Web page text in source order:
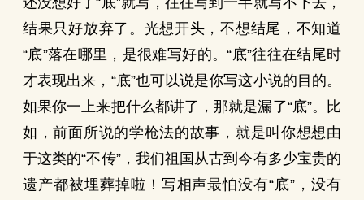
结果只好放弃了。光想开头，不想结尾，不知道
“底”落在哪里，是很难写好的。“底”往往在结尾时
才表现出来，“底”也可以说是你写这小说的目的。
如果你一上来把什么都讲了，那就是漏了“底”。比
如，前面所说的学枪法的故事，就是叫你想想由
于这类的“不传”，我们祖国从古到今有多少宝贵的
遗产都被埋葬掉啦！写相声最怕没有“底”，没有